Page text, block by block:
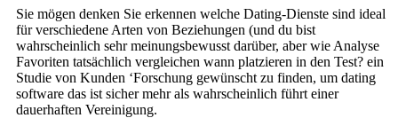
Sie mögen denken Sie erkennen welche Dating-Dienste sind ideal
für verschiedene Arten von Beziehungen (und du bist
wahrscheinlich sehr meinungsbewusst darüber, aber wie Analyse
Favoriten tatsächlich vergleichen wann platzieren in den Test? ein
Studie von Kunden ‘Forschung gewünscht zu finden, um dating
software das ist sicher mehr als wahrscheinlich führt einer
dauerhaften Vereinigung.